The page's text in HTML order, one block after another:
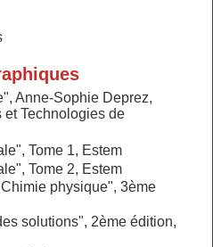
Anne-Sophie Deprez,
et Technologies de
Tome 1, Estem
Tome 2, Estem
physique", 3ème
solutions", 2ème édition,